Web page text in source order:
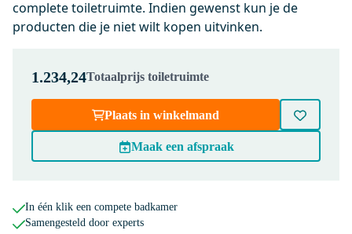
Maandag in huis
0,-
200-1202
Radius WC Borstel | Chroom |
Hangende toiletborstelhouder
complete toiletruimte. Indien gewenst kun je de
producten die je niet wilt kopen uitvinken.
1.234,24Totaalprijs toiletruimte
Plaats in winkelmand
Maak een afspraak
In één klik een compete badkamer
Samengesteld door experts